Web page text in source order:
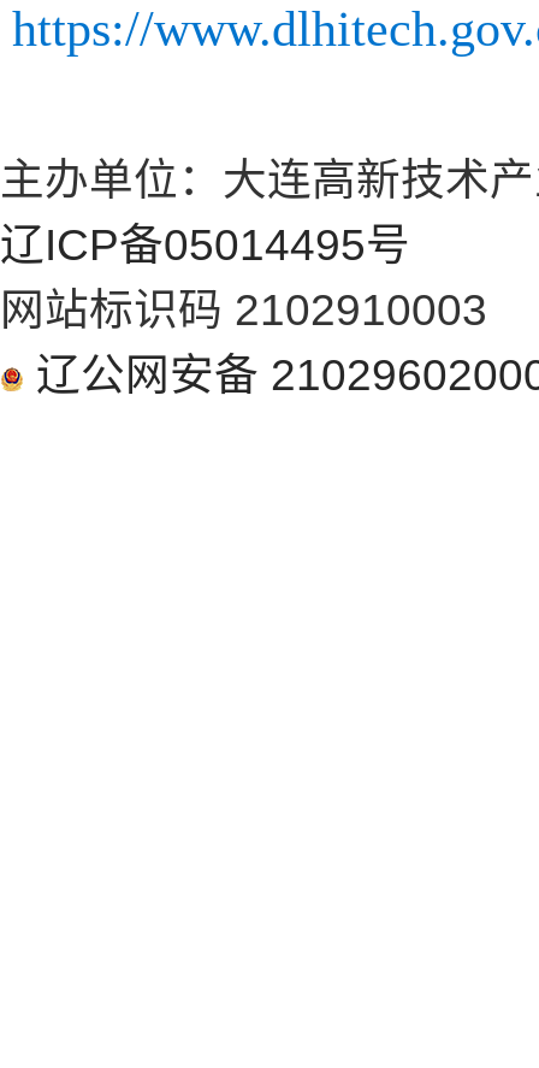
https://
主办单位：大连高新技术
辽ICP备05014495号
网站标识码 2102910003
辽公网安备